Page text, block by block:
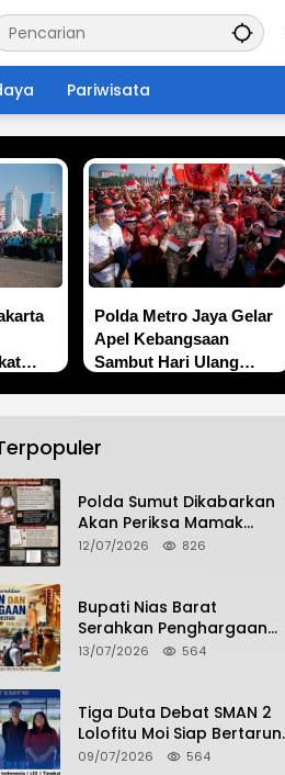
Pariwisata
Polda Metro Jaya Gelar
Apel Kebangsaan
Sambut Hari Ulang
Polda Sumut Dikabarkan
Akan Periksa Mamak
Maling Terlapor dalam
Perdamaian
12/07/2026 826
Bupati Nias Barat
Serahkan Penghargaan
dan Penghargaan Bagi
13/07/2026 564
Tiga Duta Debat SMAN 2
Lolofitu Moi Siap
di LDI Tingkat Provinsi
09/07/2026 564